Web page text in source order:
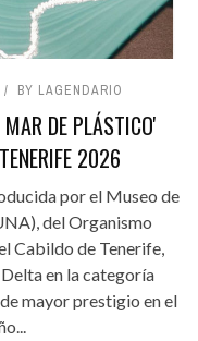
BY LAGENDARIO
DE PLÁSTICO'
2026
por el Museo de
del Organismo
Cabildo de Tenerife,
en la categoría
mayor prestigio en el